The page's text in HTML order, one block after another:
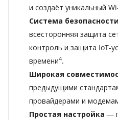
и создаёт уникальный
Система
всесторонняя защита
контроль и защита IoT-
времени4.
Широкая
предыдущими
провайдерами и
Простая настройка —